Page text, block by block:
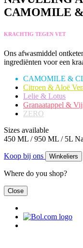
CAMOMILE
KRACHTIG TEGEN VET
Ons afwasmiddel
ingrediënten voor een
CAMOMILE &
Citroen & Aloë
Lelie & Lotus
Granaatappel &
ZERO
Sizes available
450 ML / 950 ML / 5L
Koop bij ons Winkeliers
Where do you shop?
Close